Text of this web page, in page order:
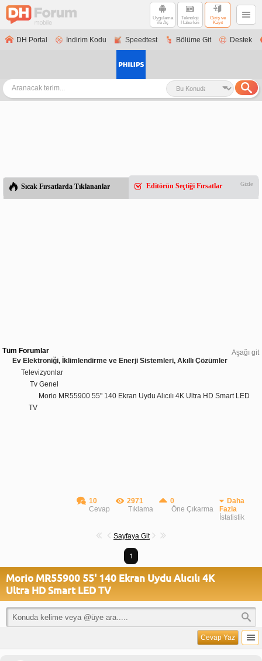
Uygulama
ile Aç
Teknoloji
Haberleri
Giriş ve
Kayıt
DH Portal İndirim Kodu Speedtest Bölüme Git Destek
Sıcak Fırsatlarda Tıklananlar Editörün Seçtiği Fırsatlar Gizle
Aşağı git
Tüm Forumlar
Ev Elektroniği, İklimlendirme ve Enerji Sistemleri, Akıllı Çözümler
Televizyonlar
Tv Genel
Morio MR55900 55" 140 Ekran Uydu Alıcılı 4K Ultra HD Smart LED
TV
10
Cevap
2971
Tıklama
0
Öne Çıkarma
Daha
Fazla
İstatistik
Sayfaya Git
1
Morio MR55900 55' 140 Ekran Uydu Alıcılı 4K
Ultra HD Smart LED TV
Cevap Yaz